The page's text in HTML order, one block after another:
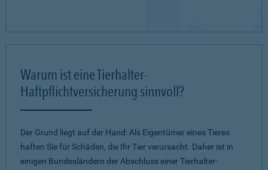
Warum ist eine Tierhalter-
Haftpflichtversicherung sinnvoll?
Der Grund liegt auf der Hand: Als Eigentümer eines Tieres
haften Sie für Schäden, die Ihr Tier verursacht. Daher ist in
einigen Bundesländern der Abschluss einer Tierhalter-